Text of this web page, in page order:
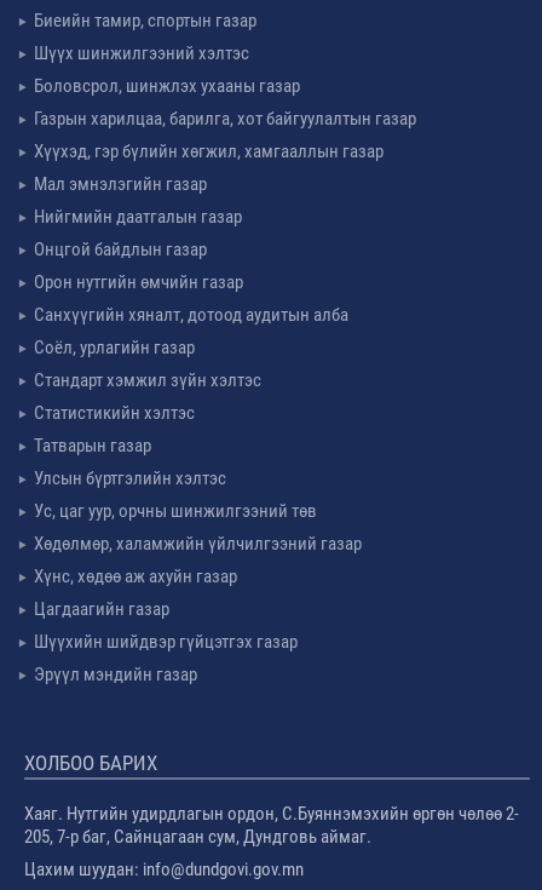
Биеийн тамир, спортын газар
Шүүх шинжилгээний хэлтэс
Боловсрол, шинжлэх ухааны газар
Газрын харилцаа, барилга, хот байгуулалтын газар
Хүүхэд, гэр бүлийн хөгжил, хамгааллын газар
Мал эмнэлэгийн газар
Нийгмийн даатгалын газар
Онцгой байдлын газар
Орон нутгийн өмчийн газар
Санхүүгийн хяналт, дотоод аудитын алба
Соёл, урлагийн газар
Стандарт хэмжил зүйн хэлтэс
Статистикийн хэлтэс
Татварын газар
Улсын бүртгэлийн хэлтэс
Ус, цаг уур, орчны шинжилгээний төв
Хөдөлмөр, халамжийн үйлчилгээний газар
Хүнс, хөдөө аж ахуйн газар
Цагдаагийн газар
Шүүхийн шийдвэр гүйцэтгэх газар
Эрүүл мэндийн газар
ХОЛБОО БАРИХ
Хаяг. Нутгийн удирдлагын ордон, С.Буяннэмэхийн өргөн чөлөө 2-
205, 7-р баг, Сайнцагаан сум, Дундговь аймаг.
Цахим шуудан: info@dundgovi.gov.mn